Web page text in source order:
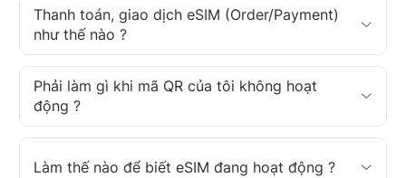
Thanh toán, giao dịch eSIM (Order/Payment)
như thế nào ?
Phải làm gì khi mã QR của tôi không hoạt
động ?
Làm thế nào để biết eSIM đang hoạt động ?